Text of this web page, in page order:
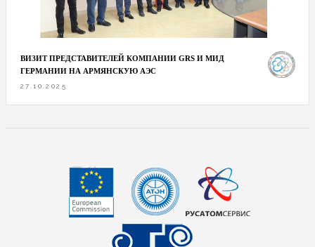
ВИЗИТ ПРЕДСТАВИТЕЛЕЙ КОМПАНИИ GRS И МИД
ГЕРМАНИИ НА АРМЯНСКУЮ АЭС
27.10.2025